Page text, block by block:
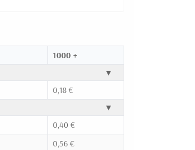
1000 +
▼
0,18 €
▼
0,40 €
0,56 €